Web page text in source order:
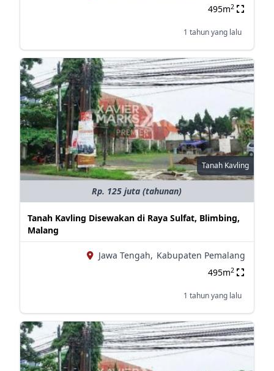
495m2
1 tahun yang lalu
Tanah Kavling
Rp. 125 juta (tahunan)
Tanah Kavling Disewakan di Raya Sulfat, Blimbing,
Malang
Jawa Tengah, Kabupaten Pemalang
495m2
1 tahun yang lalu